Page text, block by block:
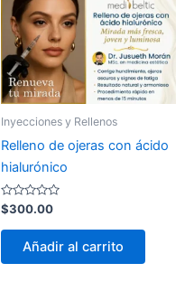
Inyecciones y Rellenos
Relleno de ojeras con ácido
hialurónico
Valorado
con
0
$300.00
Añadir al carrito